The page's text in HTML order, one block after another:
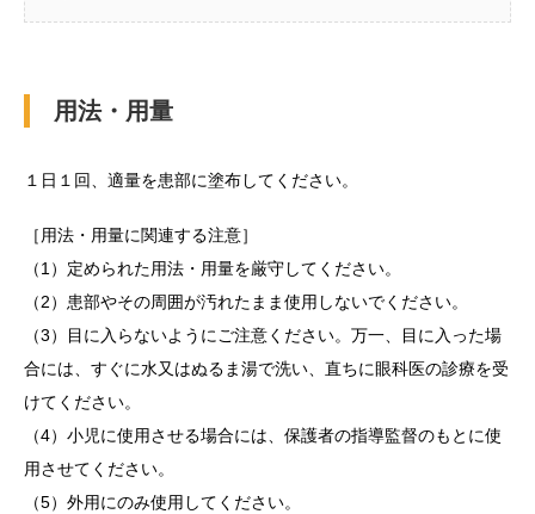
用法・用量
１日１回、適量を患部に塗布してください。
［用法・用量に関連する注意］
（1）定められた用法・用量を厳守してください。
（2）患部やその周囲が汚れたまま使用しないでください。
（3）目に入らないようにご注意ください。万一、目に入った場
合には、すぐに水又はぬるま湯で洗い、直ちに眼科医の診療を受
けてください。
（4）小児に使用させる場合には、保護者の指導監督のもとに使
用させてください。
（5）外用にのみ使用してください。